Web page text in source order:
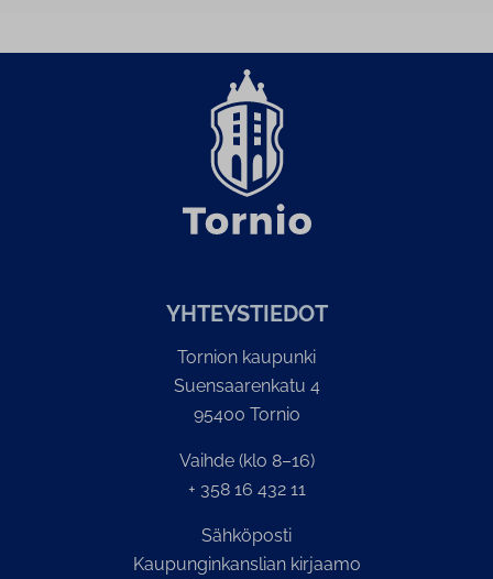
YH­TEYS­TIE­DOT
Tornion kaupunki
Suensaarenkatu 4
95400 Tornio
Vaihde (klo 8–16)
+ 358 16 432 11
Sähköposti
Kaupunginkanslian kirjaamo